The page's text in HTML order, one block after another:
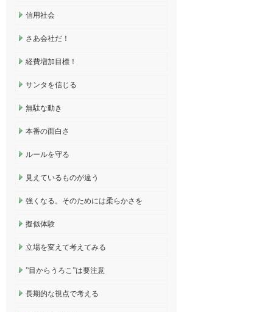
信用社会
さあ会社だ！
経費増加目標！
サンタを信じる
無駄な動き
本番の面白さ
ルールを守る
見えているものが違う
強くなる。そのためには柔らかさを
擬似体験
立場を変えて考えてみる
”目からうろこ”は要注意
長期的な視点で考える